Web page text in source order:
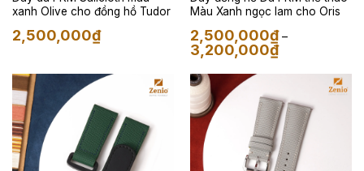
xanh Olive cho đồng hồ Tudor
2,500,000₫
Màu Xanh ngọc lam cho Oris
2,500,000₫ –
3,200,000₫Khoảng
giá:
2,500,000₫
3,200,000₫